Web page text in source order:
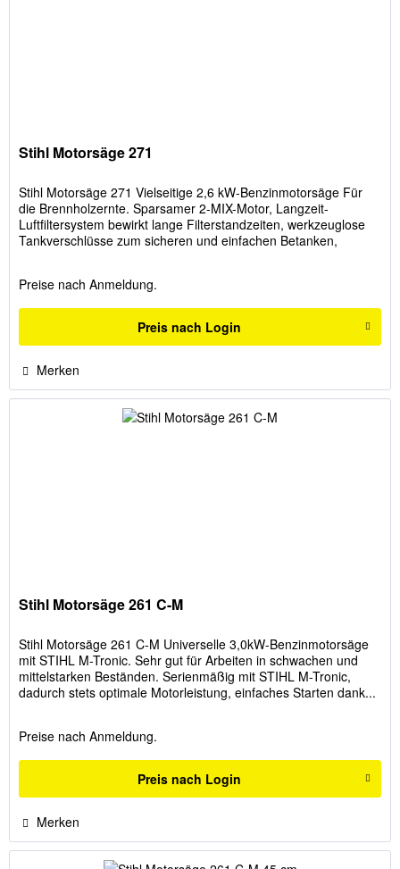
Stihl Motorsäge 271
Stihl Motorsäge 271 Vielseitige 2,6 kW-Benzinmotorsäge Für
die Brennholzernte. Sparsamer 2-MIX-Motor, Langzeit-
Luftfiltersystem bewirkt lange Filterstandzeiten, werkzeuglose
Tankverschlüsse zum sicheren und einfachen Betanken,
Preise nach Anmeldung.
Preis nach Login
Merken
Stihl Motorsäge 261 C-M
Stihl Motorsäge 261 C-M Universelle 3,0kW-Benzinmotorsäge
mit STIHL M-Tronic. Sehr gut für Arbeiten in schwachen und
mittelstarken Beständen. Serienmäßig mit STIHL M-Tronic,
dadurch stets optimale Motorleistung, einfaches Starten dank...
Preise nach Anmeldung.
Preis nach Login
Merken